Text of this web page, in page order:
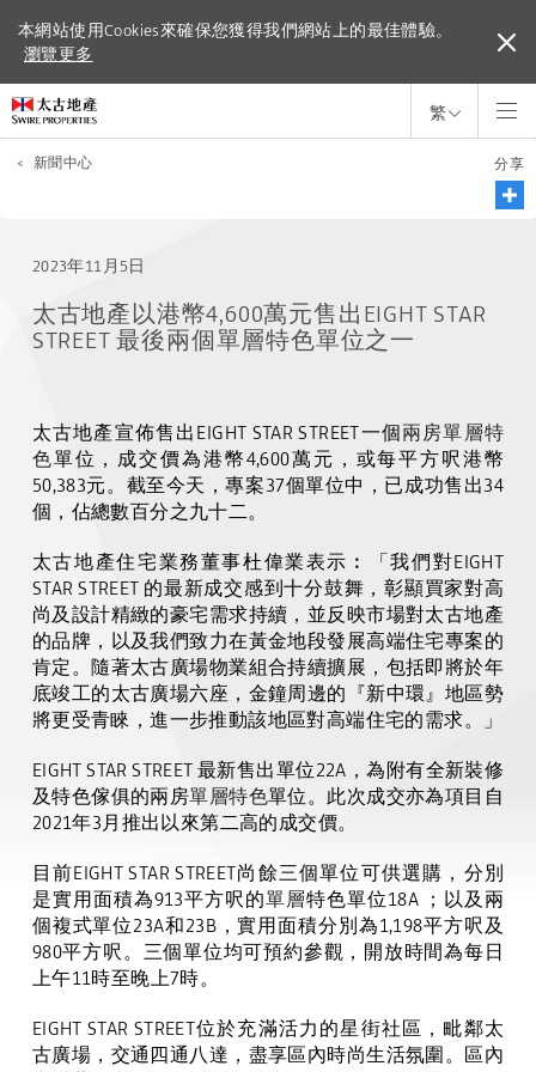
本網站使用Cookies來確保您獲得我們網站上的最佳體驗。
瀏覽更多
本網站使用Cookies來確保您獲得我們網站上的最佳體驗。
瀏覽更多
繁
< 新聞中心 分享
2023年11月5日
太古地產以港幣4,600萬元售出EIGHT STAR
STREET 最後兩個單層特色單位之一
太古地產宣佈售出 EIGHT STAR STREET一個兩房單層特
色單位，成交價為港幣4,600萬元，或每平方呎港幣
50,383元。截至今天，專案37個單位中，已成功售出34
個，佔總數百分之九十二。
太古地產住宅業務董事杜偉業表示︰「我們對EIGHT
STAR STREET 的最新成交感到十分鼓舞，彰顯買家對高
尚及設計精緻的豪宅需求持續，並反映市場對太古地產
的品牌，以及我們致力在黃金地段發展高端住宅專案的
肯定。隨著太古廣場物業組合持續擴展，包括即將於年
底竣工的太古廣場六座，金鐘周邊的『新中環』地區勢
將更受青睞，進一步推動該地區對高端住宅的需求。」
EIGHT STAR STREET最新售出單位22A ，為附有全新裝修
及特色傢俱的兩房單層特色單位。此次成交亦為項目自
2021年3月推出以來第二高的成交價。
目前EIGHT STAR STREET尚餘三個單位可供選購，分別
是實用面積為913平方呎的單層特色單位18A ；以及兩
個複式單位23A和23B ，實用面積分別為1,198平方呎及
980平方呎 。 三個單位均可預約參觀，開放時間為每日
上午11時至晚上7時。
EIGHT STAR STREET位於充滿活力的星街社區，毗鄰太
古廣場，交通四通八達，盡享區內時尚生活氛圍。區內